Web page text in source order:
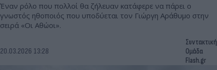
Έναν ρόλο που πολλοί θα ζήλευαν κατάφερε να πάρει ο
γνωστός ηθοποιός που υποδύεται τον Γιώργη Αράθυμο στην
σειρά «Οι Αθώοι».
20.03.2026 13:28
Συντακτική
Ομάδα
Flash.gr